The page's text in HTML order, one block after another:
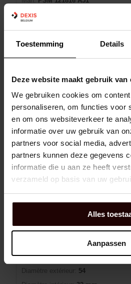
Toestemming Details
Deze website maakt gebruik van
We gebruiken cookies om
personaliseren, om functies voor
en om ons websiteverkeer te
informatie over uw gebruik van
partners voor social media,
partners kunnen deze gegevens
informatie die u aan ze heeft
verzameld op basis van uw
Alles
Aanpassen
Avec collerette:
Diamètre extérieur: 18 mm
Diamètre intérieur:
Largeur: 16
min (25)
EA
Vendu par 25
En rupture de stock 6 jour(s) de
RONDELLE DE
EAN: 7316571378893
Man: PCMW 325401.5 M
Diamètre extérieur:
54